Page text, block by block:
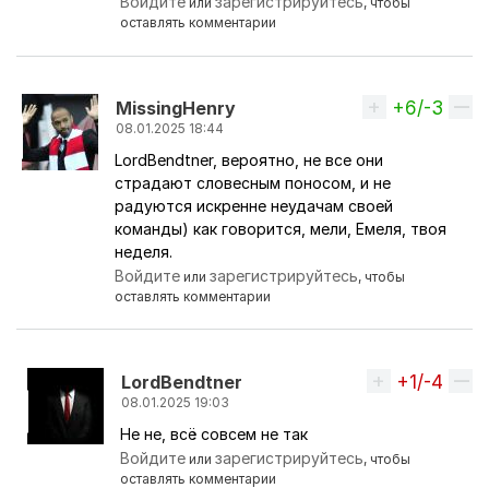
оставлять комментарии
MissingHenry
08.01.2025 18:44
Ответ на комментарий пользователя
Вверх
+6/-3
LordBendtner, вероятно, не все они
страдают словесным поносом, и не
радуются искренне неудачам своей
команды) как говорится, мели, Емеля, твоя
неделя.
Войдите илизарегистрируйтесь, чтобы
оставлять комментарии
LordBendtner
08.01.2025 19:03
Ответ на комментарий пользователя
Вверх
+1/-4
Не не, всё совсем не так
Войдите илизарегистрируйтесь, чтобы
оставлять комментарии